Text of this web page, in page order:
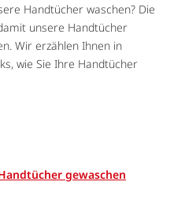
Handtücher waschen? Die
unsere Handtücher
Wir erzählen Ihnen in
wie Sie Ihre Handtücher
gewaschen